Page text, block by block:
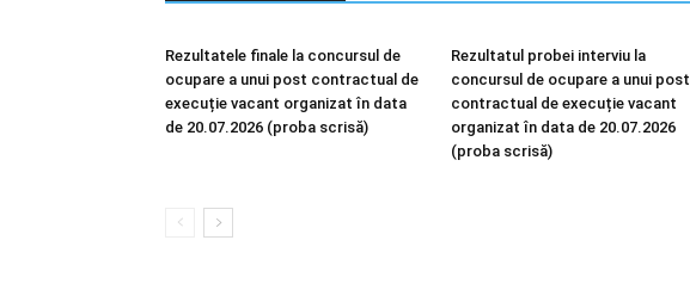
Rezultatele finale la concursul de
ocupare a unui post contractual de
execuție vacant organizat în data
de 20.07.2026 (proba scrisă)
Rezultatul probei interviu la
concursul de ocupare a unui post
contractual de execuție vacant
organizat în data de 20.07.2026
(proba scrisă)